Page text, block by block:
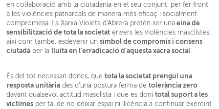
en col·laboració amb la ciutadania en el seu conjunt, per fer front
a les violències patriarcals de manera més eficaç i socialment
compromesa. La Xarxa Violeta d'Abrera pretén ser una eina de
sensibilització de tota la societat envers les violències masclistes,
així com també, esdevenir unsímbol de compromís i consens
ciutadà per la lluita en l’erradicació d’aquesta xacra social.
És del tot necessari doncs, quetota la societat prengui una
resposta unitària des d’una postura ferma detolerància zero
davant qualsevol actitud masclista i que es donitotal suport a les
víctimes per tal de no deixar espai ni llicència a continuar exercint